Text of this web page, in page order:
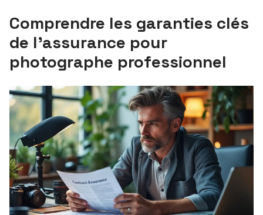
Comprendre les garanties clés
de l’assurance pour
photographe professionnel